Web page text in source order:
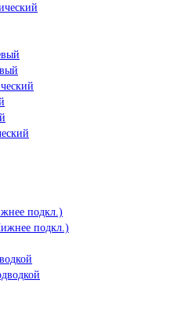
подкл.)
подкл.)